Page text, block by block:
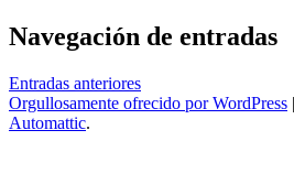
Navegación de entradas
Entradas anteriores
Orgullosamente ofrecido por WordPress |
Automattic.